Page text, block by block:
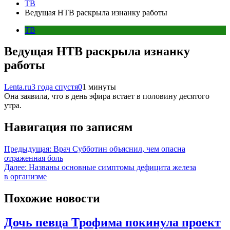
ТВ
Ведущая НТВ раскрыла изнанку работы
ТВ
Ведущая НТВ раскрыла изнанку
работы
Lenta.ru3 года спустя01 минуты
Она заявила, что в день эфира встает в половину десятого
утра.
Навигация по записям
Предыдущая: Врач Субботин объяснил, чем опасна
отраженная боль
Далее: Названы основные симптомы дефицита железа
в организме
Похожие новости
Дочь певца Трофима покинула проект